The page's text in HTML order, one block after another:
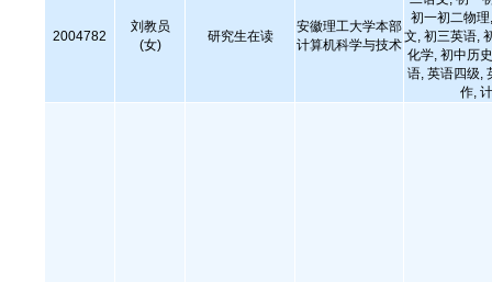
2004782
刘教员
(女)
研究生在读
安徽理工大学本部
计算机科学与技术
初一初二物
文, 初三英语,
化学, 初中历
语, 英语四级,
作,